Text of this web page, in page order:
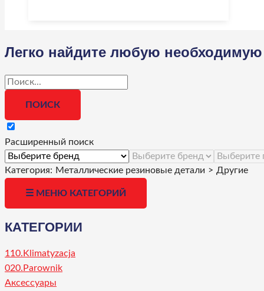
Легко найдите любую необходимую
Расширенный поиск
Категория: Металлические резиновые детали > Другие
☰ МЕНЮ КАТЕГОРИЙ
КАТЕГОРИИ
110.Klimatyzacja
020.Parownik
Аксессуары